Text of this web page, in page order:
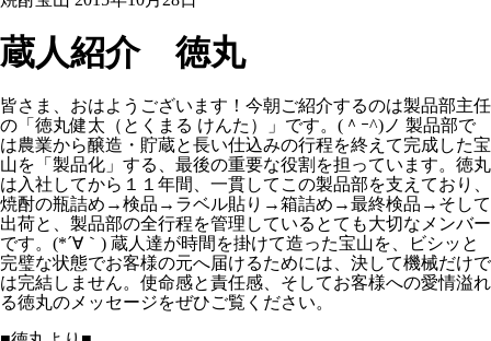
蔵人紹介 徳丸
皆さま、おはようございます！今朝ご紹介するのは製品部主任
の「徳丸健太（とくまる けんた）」です。(＾ｰ^)ノ 製品部で
は農業から醸造・貯蔵と長い仕込みの行程を終えて完成した宝
山を「製品化」する、最後の重要な役割を担っています。徳丸
は入社してから１１年間、一貫してこの製品部を支えており、
焼酎の瓶詰め→検品→ラベル貼り→箱詰め→最終検品→そして
出荷と、製品部の全行程を管理しているとても大切なメンバー
です。(*´∀｀) 蔵人達が時間を掛けて造った宝山を、ビシッと
完璧な状態でお客様の元へ届けるためには、決して機械だけで
は完結しません。使命感と責任感、そしてお客様への愛情溢れ
る徳丸のメッセージをぜひご覧ください。